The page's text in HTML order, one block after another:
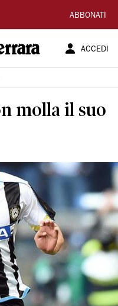
ABBONATI
ACCEDI
molla il suo